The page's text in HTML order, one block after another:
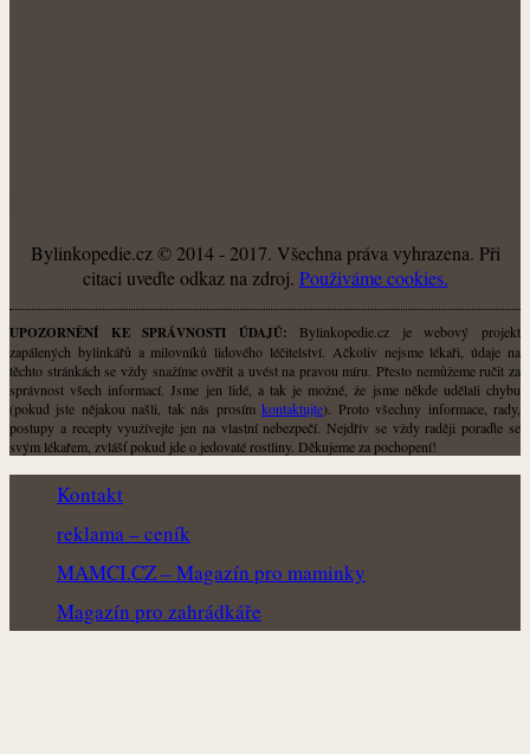
Bylinkopedie.cz © 2014 - 2017. Všechna práva vyhrazena. Při
citaci uveďte odkaz na zdroj. Použiváme cookies.
UPOZORNĚNÍ KE SPRÁVNOSTI ÚDAJŮ: Bylinkopedie.cz je webový projekt
zapálených bylinkářů a milovníků lidového léčitelství. Ačkoliv nejsme lékaři, údaje na
těchto stránkách se vždy snažíme ověřit a uvést na pravou míru. Přesto nemůžeme ručit za
správnost všech informací. Jsme jen lidé, a tak je možné, že jsme někde udělali chybu
(pokud jste nějakou našli, tak nás prosímkontaktujte). Proto všechny informace, rady,
postupy a recepty využívejte jen na vlastní nebezpečí. Nejdřív se vždy raději poraďte se
svým lékařem, zvlášť pokud jde o jedovaté rostliny. Děkujeme za pochopení!
Kontakt
reklama – ceník
MAMCI.CZ – Magazín pro maminky
Magazín pro zahrádkáře